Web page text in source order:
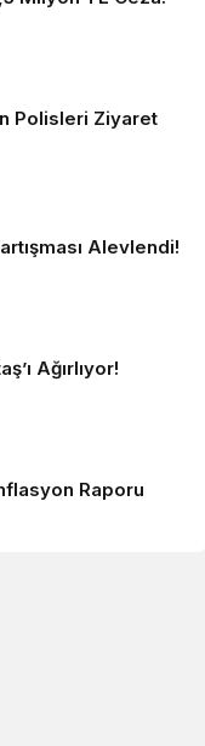
Polisleri Ziyaret
Alevlendi!
Ağırlıyor!
Raporu